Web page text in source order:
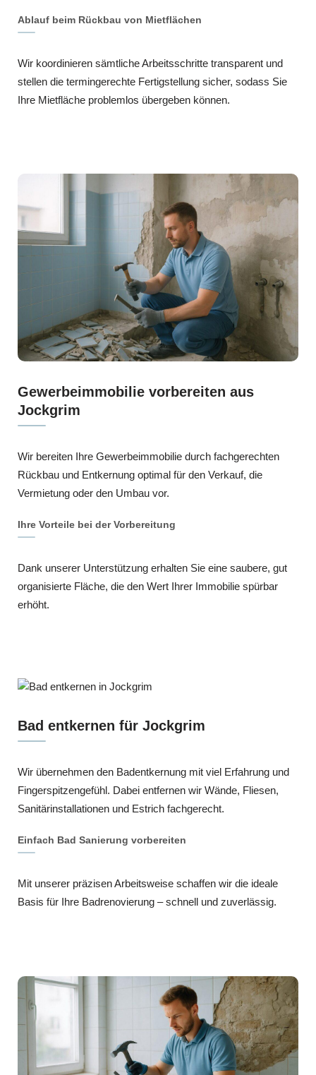
Ablauf beim Rückbau von Mietflächen
Wir koordinieren sämtliche Arbeitsschritte transparent und
stellen die termingerechte Fertigstellung sicher, sodass Sie
Ihre Mietfläche problemlos übergeben können.
Gewerbeimmobilie vorbereiten aus
Jockgrim
Wir bereiten Ihre Gewerbeimmobilie durch fachgerechten
Rückbau und Entkernung optimal für den Verkauf, die
Vermietung oder den Umbau vor.
Ihre Vorteile bei der Vorbereitung
Dank unserer Unterstützung erhalten Sie eine saubere, gut
organisierte Fläche, die den Wert Ihrer Immobilie spürbar
erhöht.
Bad entkernen für Jockgrim
Wir übernehmen den Badentkernung mit viel Erfahrung und
Fingerspitzengefühl. Dabei entfernen wir Wände, Fliesen,
Sanitärinstallationen und Estrich fachgerecht.
Einfach Bad Sanierung vorbereiten
Mit unserer präzisen Arbeitsweise schaffen wir die ideale
Basis für Ihre Badrenovierung – schnell und zuverlässig.